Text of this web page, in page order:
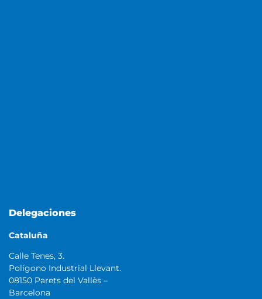
Delegaciones
Cataluña
Calle Tenes, 3.
Polígono Industrial Llevant.
08150 Parets del Vallès –
Barcelona